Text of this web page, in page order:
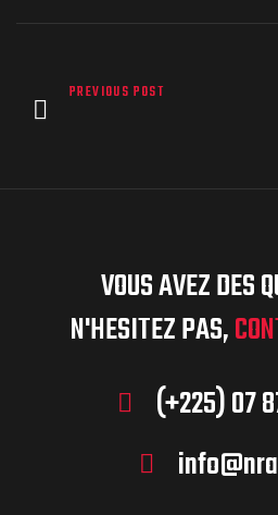
PREVIOUS POST
VOUS AVEZ DES
N'HESITEZ PAS,
(+225) 07